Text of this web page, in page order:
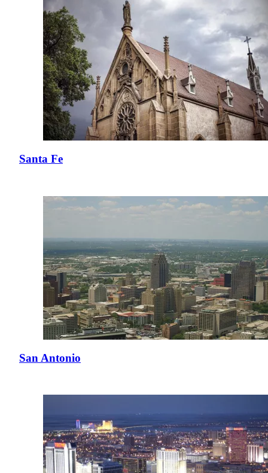
Santa Fe
San Antonio